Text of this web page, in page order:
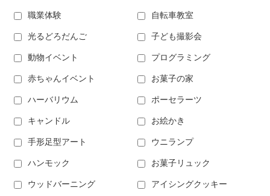
職業体験 自転車教室
光るどろだんご 子ども撮影会
動物イベント プログラミング
赤ちゃんイベント お菓子の家
ハーバリウム ポーセラーツ
キャンドル お絵かき
手形足型アート ウニランプ
ハンモック お菓子リュック
ウッドバーニング アイシングクッキー